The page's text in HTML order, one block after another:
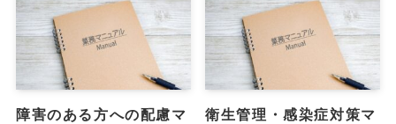
障害のある方への配慮マ
衛生管理・感染症対策マ